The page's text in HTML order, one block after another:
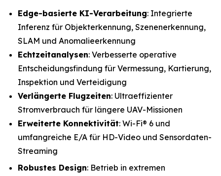
Edge-basierte KI-Verarbeitung: Integrierte
Inferenz für Objekterkennung, Szenenerkennung,
SLAM und Anomalieerkennung
Echtzeitanalysen: Verbesserte operative
Entscheidungsfindung für Vermessung, Kartierung,
Inspektion und Verteidigung
Verlängerte Flugzeiten: Ultraeffizienter
Stromverbrauch für längere UAV-Missionen
Erweiterte Konnektivität: Wi-Fi® 6 und
umfangreiche E/A für HD-Video und Sensordaten-
Streaming
Robustes Design: Betrieb in extremen